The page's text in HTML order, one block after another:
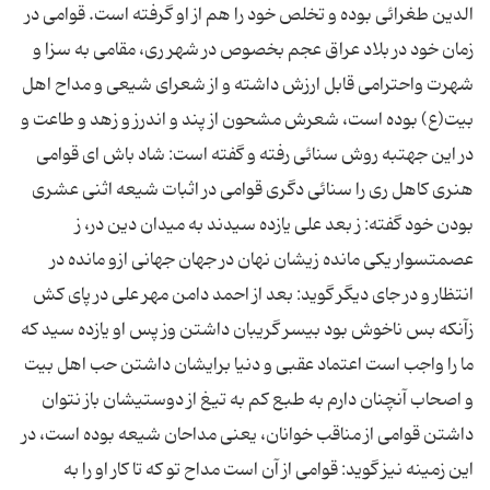
الدین طغرائی بوده و تخلص خود را هم از او گرفته است. قوامی در
زمان خود در بلاد عراق عجم بخصوص در شهر ری، مقامی به سزا و
شهرت واحترامی قابل ارزش داشته و از شعرای شیعی و مداح اهل
بیت(ع) بوده است، شعرش مشحون از پند و اندرز و زهد و طاعت و
در این جهت‏به روش سنائی رفته و گفته است: شاد باش ای قوامی
هنری کاهل ری را سنائی دگری قوامی در اثبات شیعه اثنی عشری
بودن خود گفته: ز بعد علی یازده سیدند به میدان دین در، ز
عصمت‏سوار یکی مانده زیشان نهان در جهان جهانی ازو مانده در
انتظار و در جای دیگر گوید: بعد از احمد دامن مهر علی در پای کش
زآنکه بس ناخوش بود بی‏سر گریبان داشتن وز پس او یازده سید که
ما را واجب است اعتماد عقبی و دنیا برایشان داشتن حب اهل بیت
و اصحاب آنچنان دارم به طبع کم به تیغ از دوستیشان باز نتوان
داشتن قوامی از مناقب خوانان، یعنی مداحان شیعه بوده است، در
این زمینه نیز گوید: قوامی از آن است مداح تو که تا کار او را به